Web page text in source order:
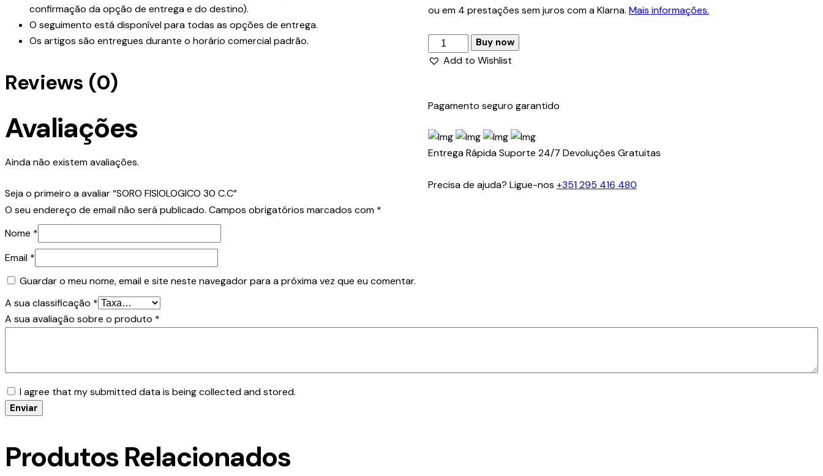
ou em 4 prestações sem juros com a Klarna. Mais informações.
Buy now
Add to Wishlist
Pagamento seguro garantido
Entrega Rápida Suporte 24/7 Devoluções Gratuitas
Precisa de ajuda? Ligue-nos +351 295 416 480
confirmação da opção de entrega e do destino).
O seguimento está disponível para todas as opções de entrega.
Os artigos são entregues durante o horário comercial padrão.
Reviews (0)
Avaliações
Ainda não existem avaliações.
Seja o primeiro a avaliar “SORO FISIOLOGICO 30 C.C”
O seu endereço de email não será publicado. Campos obrigatórios marcados com *
Nome *
Email *
Guardar o meu nome, email e site neste navegador para a próxima vez que eu comentar.
A sua classificação *
A sua avaliação sobre o produto *
I agree that my submitted data is being collected and stored.
Produtos Relacionados